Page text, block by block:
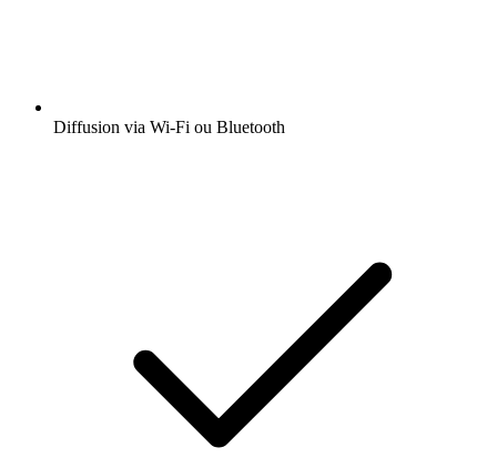
Diffusion via Wi-Fi ou Bluetooth